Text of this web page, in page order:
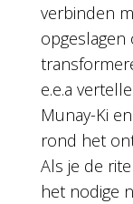
verbinden
e.e.a
Munay-Ki
rond het
Als je de
het nodige